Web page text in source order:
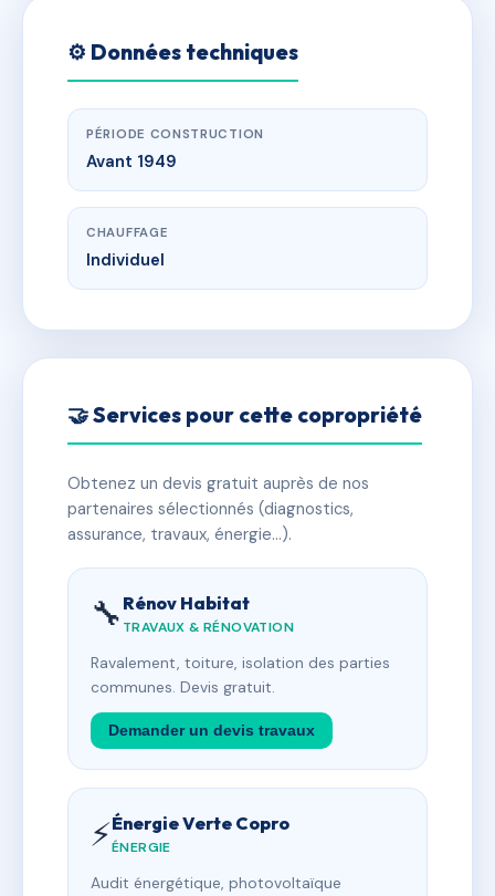
⚙️ Données techniques
PÉRIODE CONSTRUCTION
Avant 1949
CHAUFFAGE
Individuel
🤝 Services pour cette copropriété
Obtenez un devis gratuit auprès de nos
partenaires sélectionnés (diagnostics,
assurance, travaux, énergie…).
🔧 Rénov Habitat
TRAVAUX & RÉNOVATION
Ravalement, toiture, isolation des parties
communes. Devis gratuit.
Demander un devis travaux
⚡Énergie Verte Copro
ÉNERGIE
Audit énergétique, photovoltaïque